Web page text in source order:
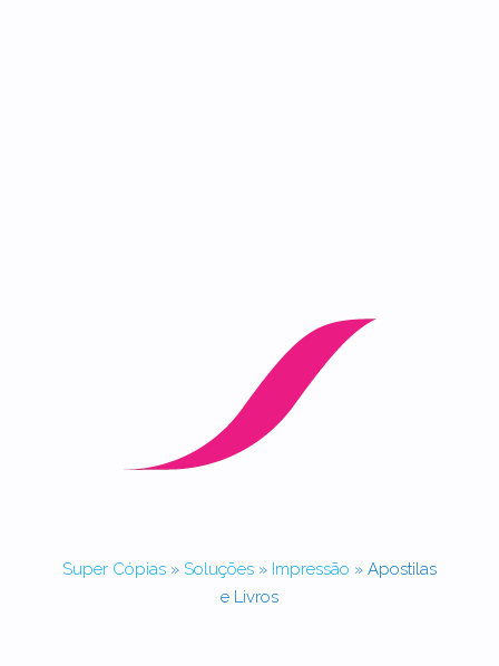
Super Cópias» Soluções» Impressão » Apostilas
e Livros